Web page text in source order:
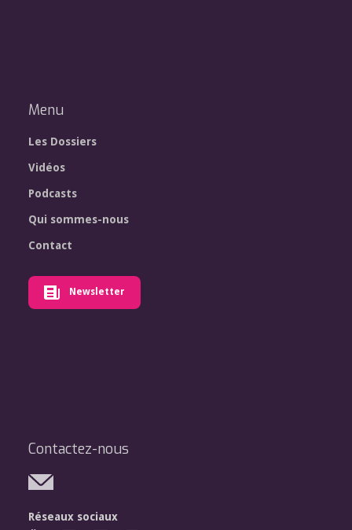
Menu
Les Dossiers
Vidéos
Podcasts
Qui sommes-nous
Contact
Newsletter
Contactez-nous
Réseaux sociaux